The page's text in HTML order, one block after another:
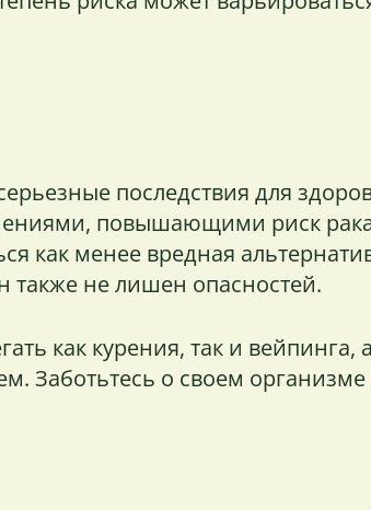
последствия для
повышающими риск
как менее вредная
также не лишен опасностей.
как курения, так и вейпинга,
Заботьтесь о своем